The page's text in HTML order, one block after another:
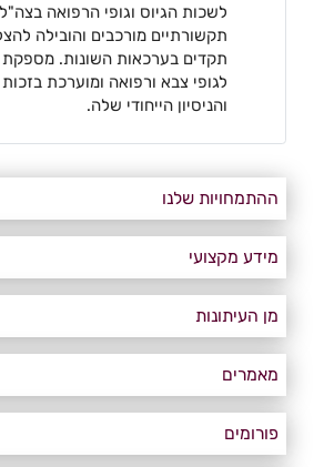
ההתמחויות שלנו
מידע מקצועי
מן העיתונות
מאמרים
פורומים
לשכות הגיוס וגופי הרפואה
תקשורתיים מורכבים והובילה
תקדים בערכאות השונות. מספקת
לגופי צבא ורפואה ומוערכת
והניסיון הייחודי שלה.